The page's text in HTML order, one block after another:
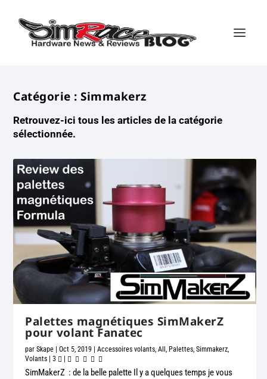
Catégorie :Simmakerz
Retrouvez-ici tous les articles de la catégorie
sélectionnée.
Palettes magnétiques SimMakerZ
pour volant Fanatec
parSkape |Oct 5, 2019 |Accessoires volants,All, Palettes,Simmakerz,
Volants |3
SimMakerZ : de la belle palette Il y a quelques temps je vous